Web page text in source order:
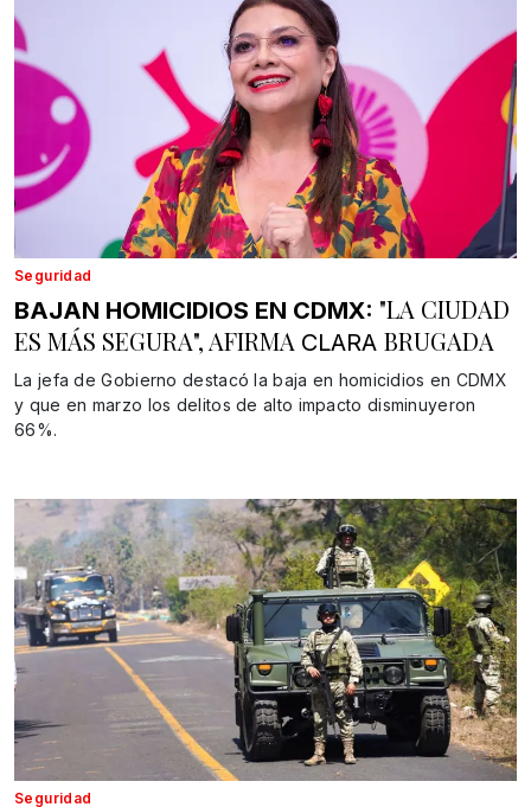
Seguridad
BAJAN HOMICIDIOS EN CDMX: "LA CIUDAD
ES MÁS SEGURA", AFIRMA CLARA BRUGADA
La jefa de Gobierno destacó la baja en homicidios en CDMX
y que en marzo los delitos de alto impacto disminuyeron
66%.
Seguridad